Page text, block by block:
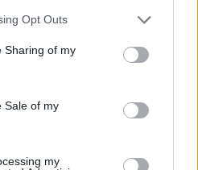
Opt Outs
Sharing of my
Sale of my
my
scolastiche presso le
l’esame’,
che ‘tali opzioni
gli Uffici scolastici
l’omogeneità
secondo